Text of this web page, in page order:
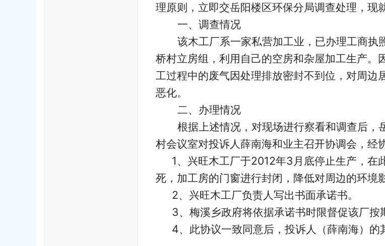
理原则， 立即交岳阳楼区环保分局调查处理，现
一、调查情况
该木工厂系一家私营加工业，已办理工商
桥村立房组，利用自己的空房和杂屋加工生产
工过程中的废气因处理排放密封不到位，对周
恶化。
二、办理情况
根据上述情况，对现场进行察看和调查后
村会议室对投诉人薛南海和业主召开协调会，经
1、兴旺木工厂于2012年3月底停止生产，在
死，加工房的门窗进行封闭，降低对周边的环境
2、兴旺木工厂负责人写出书面承诺书。
3、梅溪乡政府将依据承诺书时限督促该厂按
4、此协议一致同意后，投诉人（薛南海）的